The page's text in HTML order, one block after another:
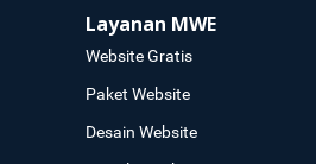
Layanan MWE
Website Gratis
Paket Website
Desain Website